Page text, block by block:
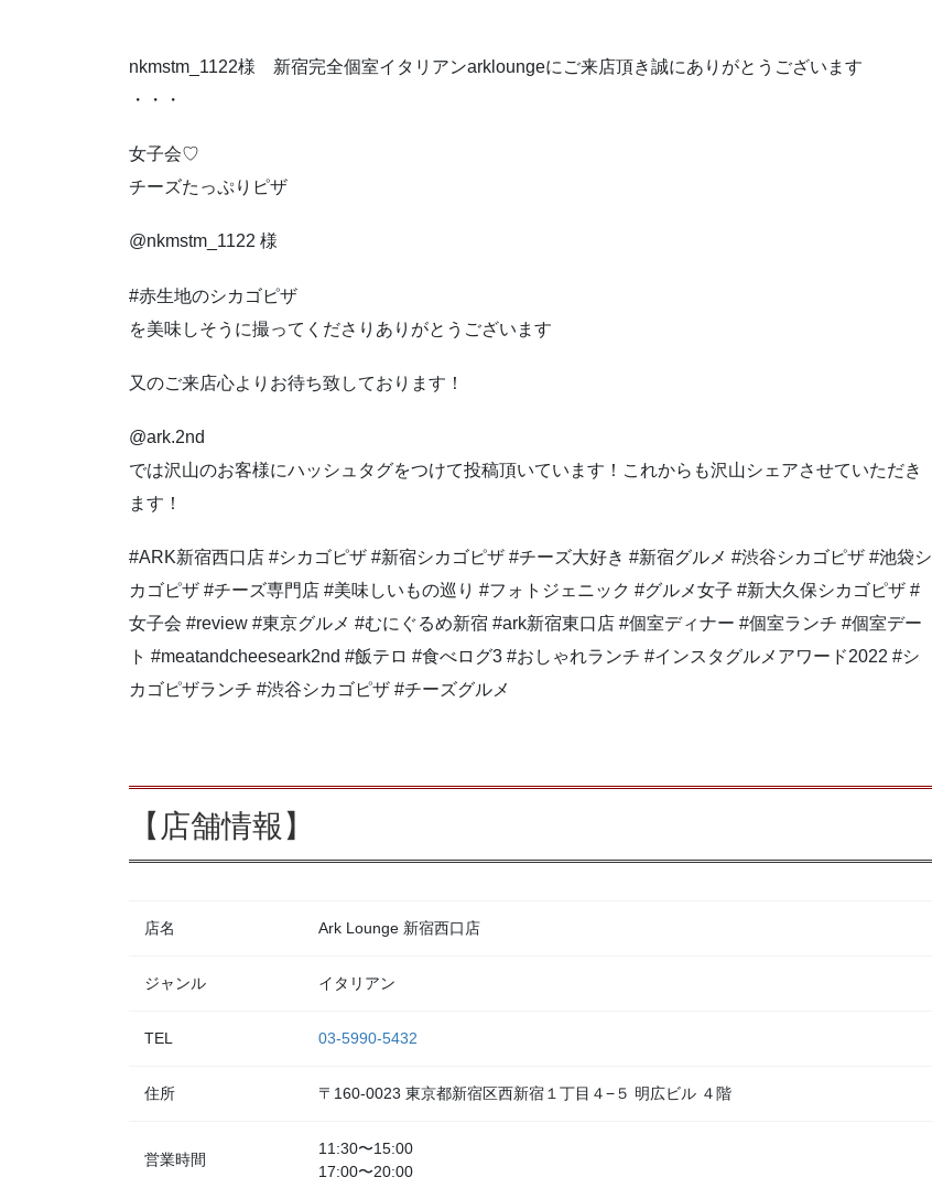
nkmstm_1122様 新宿完全個室イタリアンarkloungeにご来店頂き誠にありがとうございます
・・・
女子会♡
チーズたっぷりピザ
@nkmstm_1122 様
#赤生地のシカゴピザ
を美味しそうに撮ってくださりありがとうございます
又のご来店心よりお待ち致しております！
@ark.2nd
では沢山のお客様にハッシュタグをつけて投稿頂いています！これからも沢山シェアさせていただき
ます！
#ARK新宿西口店 #シカゴピザ #新宿シカゴピザ #チーズ大好き #新宿グルメ #渋谷シカゴピザ #池袋シ
カゴピザ #チーズ専門店 #美味しいもの巡り #フォトジェニック #グルメ女子 #新大久保シカゴピザ #
女子会 #review #東京グルメ #むにぐるめ新宿 #ark新宿東口店 #個室ディナー #個室ランチ #個室デー
ト #meatandcheeseark2nd #飯テロ #食べログ3 #おしゃれランチ #インスタグルメアワード2022 #シ
カゴピザランチ #渋谷シカゴピザ #チーズグルメ
【店舗情報】
店名 Ark Lounge 新宿西口店
ジャンル イタリアン
TEL 03-5990-5432
住所 〒160-0023 東京都新宿区西新宿１丁目４−５ 明広ビル ４階
営業時間
11:30〜15:00
17:00〜20:00